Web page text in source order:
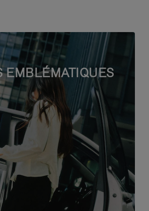
EMBLÉMATIQUES